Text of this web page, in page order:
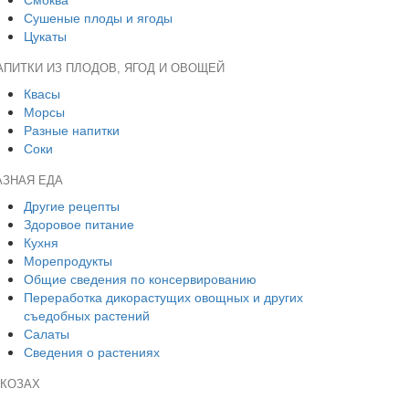
Сушеные плоды и ягоды
Цукаты
ИЗ ПЛОДОВ, ЯГОД И ОВОЩЕЙ
Квасы
Морсы
Разные напитки
Соки
ЕДА
Другие рецепты
Здоровое питание
Кухня
Морепродукты
Общие сведения по консервированию
Переработка дикорастущих овощных и других
съедобных растений
Салаты
Сведения о растениях